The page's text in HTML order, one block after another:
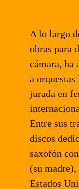
A lo largo
obras para
cámara, ha
a
jurada en
Entre sus
discos
saxofón
(su madre),
Estados